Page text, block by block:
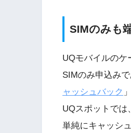
SIMのみも
UQモバイルのケ
SIMのみ申込み
ャッシュバック
UQスポットでは
単純にキャッシ